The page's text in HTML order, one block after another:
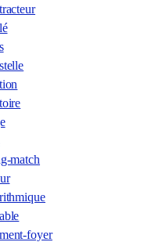
match
foyer